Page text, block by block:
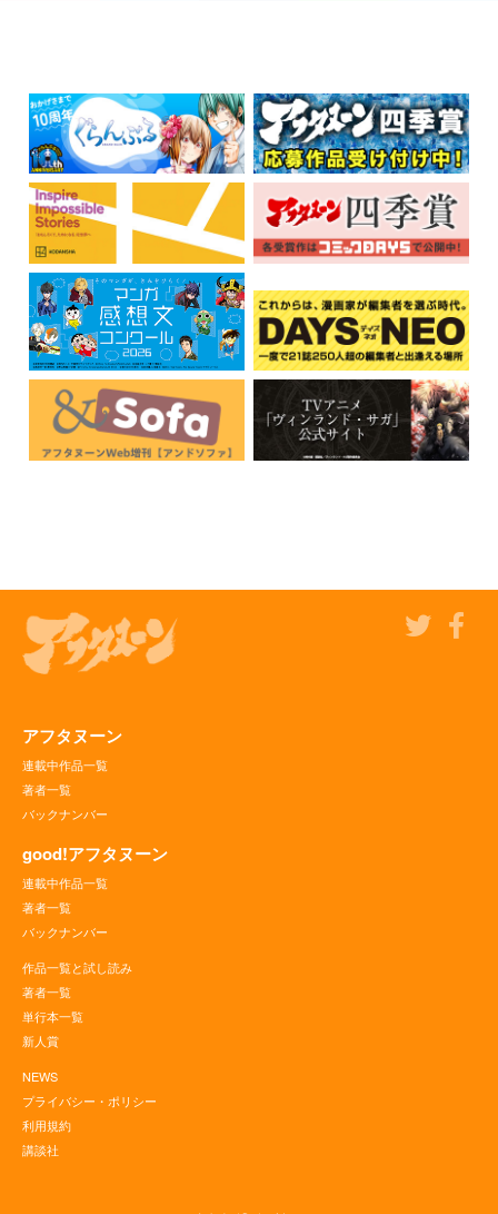
アフタヌーン
連載中作品一覧
著者一覧
バックナンバー
good!アフタヌーン
連載中作品一覧
著者一覧
バックナンバー
作品一覧と試し読み
著者一覧
単行本一覧
新人賞
NEWS
プライバシー・ポリシー
利用規約
講談社